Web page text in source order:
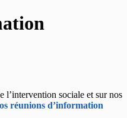
l’intervention sociale et sur nos
réunions d’information